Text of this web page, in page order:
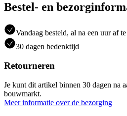
Bestel- en
Vandaag besteld, al na een uur af
30 dagen bedenktijd
Retourneren
Je kunt dit artikel binnen 30 dagen na
bouwmarkt.
Meer informatie over de bezorging